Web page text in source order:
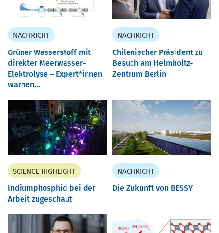
NACHRICHT
Grüner Wasserstoff mit
direkter Meerwasser-
Elektrolyse – Expert*innen
warnen...
NACHRICHT
Chilenischer Präsident zu
Besuch am Helmholtz-
Zentrum Berlin
SCIENCE HIGHLIGHT
Indiumphosphid bei der
Arbeit zugeschaut
NACHRICHT
Die Zukunft von BESSY